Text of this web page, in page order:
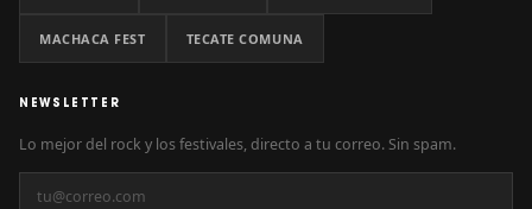
MACHACA FEST TECATE COMUNA
NEWSLETTER
Lo mejor del rock y los festivales, directo a tu correo. Sin spam.